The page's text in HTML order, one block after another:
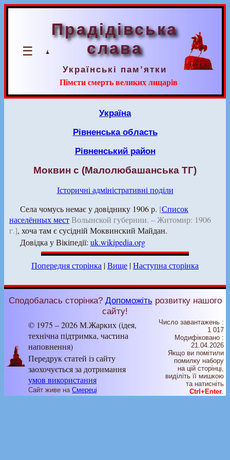
☰
Прадідівська
слава
Українські пам’ятки
Пімсти смерть великих лицарів
Україна
Рівненська область
Рівненський район
Моквин с (Малолюбашанська ТГ)
Історичні адміністративні поділи
Села чомусь немає у довіднику 1906 р. [Список
населённых местВолынской губернии. – Житомир: 1906
г.], хоча там є сусідній Моквинский Майдан.
Довідка у Вікіпедії: uk.wikipedia.org
Попередня сторінка |Вище |Наступна сторінка
Сподобалась сторінка? Допоможітьрозвитку нашого
сайту!
© 1975 – 2026 М.Жарких (ідея,
технічна підтримка, частина
наповнення)
Передрук статей із сайту
заохочується за дотримання
умов використання
Сайт живе на Смереці
Число завантажень :
1 017
Модифіковано :
21.04.2026
Якщо ви помітили
помилку набору
на цiй сторiнцi,
видiлiть її мишкою
та натисніть
Ctrl+Enter.